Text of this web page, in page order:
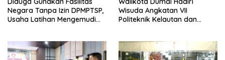
Negara Tanpa Izin DPMPTSP,
Usaha Latihan Mengemudi
Wisuda Angkatan VII
Politeknik Kelautan dan